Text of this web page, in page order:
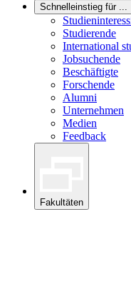
Schnelleinstieg für ...
Studierende
International
Jobsuchende
Beschäftigte
Forschende
Alumni
Unternehmen
Medien
Feedback
Fakultäten